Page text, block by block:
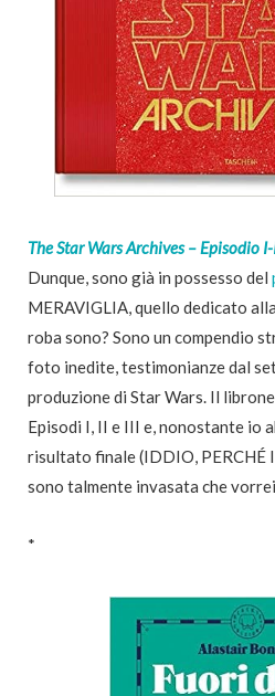
The Star Wars Archives – Episodio
Dunque, sono già in possesso del
MERAVIGLIA, quello dedicato
roba sono? Sono un compendio
foto inedite, testimonianze dal
produzione di Star Wars. Il
Episodi I, II e III e, nonostante io
risultato finale (IDDIO, PERCHÉ
sono talmente invasata che
*